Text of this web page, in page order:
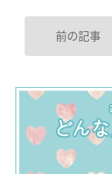
前の記事